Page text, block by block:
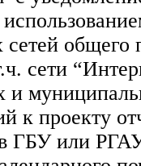
общего
и
к проекту
в ГБУ или